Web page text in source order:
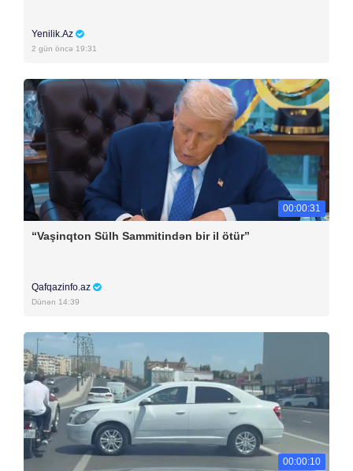
Yenilik.Az
2 gün öncə 19:31
00:00:31
“Vaşinqton Sülh Sammitindən bir il ötür”
Qafqazinfo.az
Dünən 14:39
00:00:10